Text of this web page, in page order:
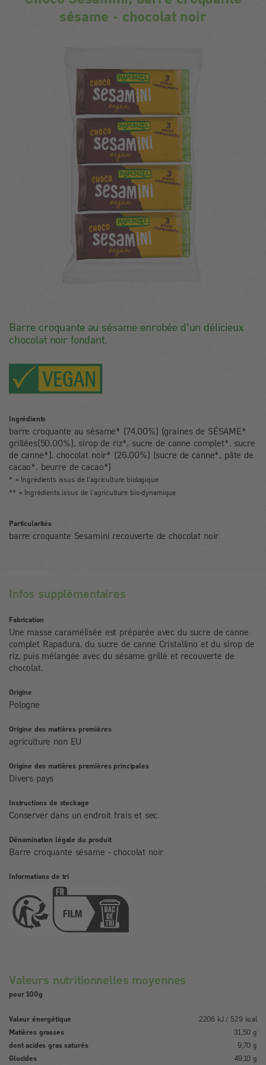
sésame - chocolat noir
Barre croquante au sésame enrobée d'un délicieux
chocolat noir fondant.
Ingrédients
barre croquante au sésame* (74,00%) (graines de SÉSAME*
grillées(50,00%), sirop de riz*, sucre de canne complet*, sucre
de canne*), chocolat noir* (26,00%) (sucre de canne*, pâte de
cacao*, beurre de cacao*)
* = Ingrédients issus de l’agriculture biologique
** = Ingrédients issus de l’agriculture bio-dynamique
Particularités
barre croquante Sesamini recouverte de chocolat noir
Infos supplémentaires
Fabrication
Une masse caramélisée est préparée avec du sucre de canne
complet Rapadura, du sucre de canne Cristallino et du sirop de
riz, puis mélangée avec du sésame grillé et recouverte de
chocolat.
Origine
Pologne
Origine des matières premières
agriculture non EU
Origine des matières premières principales
Divers pays
Instructions de stockage
Conserver dans un endroit frais et sec.
Dénomination légale du produit
Barre croquante sésame - chocolat noir
Informations de tri
Valeurs nutritionnelles moyennes
pour 100g
Valeur énergétique
2206 kJ / 529 kcal
Matières grasses
31,50 g
dont acides gras saturés
9,70 g
Glucides
49,10 g